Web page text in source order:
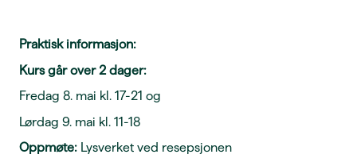
Praktisk informasjon:
Kurs går over 2 dager:
Fredag 8. mai kl. 17-21 og
Lørdag 9. mai kl. 11-18
Oppmøte: Lysverket ved resepsjonen